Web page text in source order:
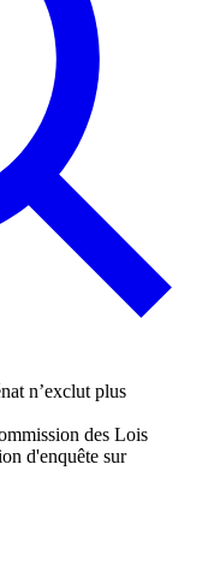
des Lois
d'enquête sur